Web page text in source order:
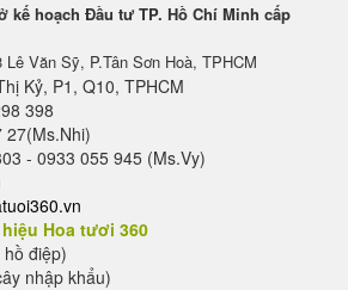
kế hoạch Đầu tư TP. Hồ Chí Minh cấp
Lê Văn Sỹ, P.Tân Sơn Hoà, TPHCM
Kỷ, P1, Q10, TPHCM
398
27(Ms.Nhi)
- 0933 055 945 (Ms.Vy)
Hoa tươi 360
hồ điệp)
nhập khẩu)